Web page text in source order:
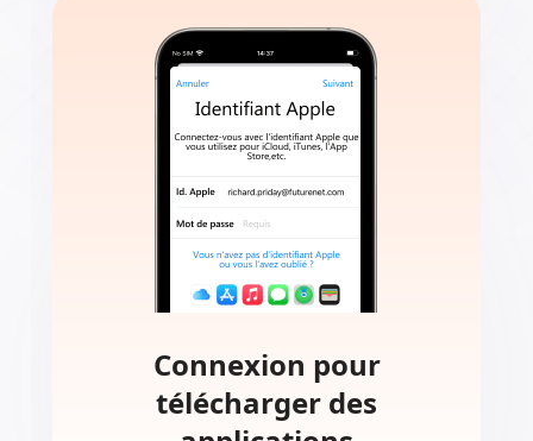
Effacer iPhone sans
Apple ID
Lorsque vous obtenez un nouvel
iPhone mais ne vous souvenez pas de
l’ID Apple, Aiseesoft peut gérer cette
situation.
Connexion pour
télécharger des